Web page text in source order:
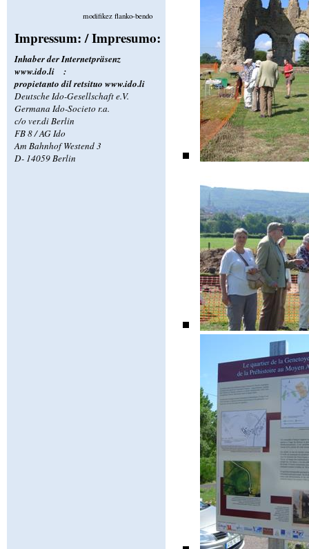
modifikez flanko-bendo
Impressum: / Impresumo:
Inhaber der Internetpräsenz
www.ido.li
:
propietanto dil retsituo www.ido.li
Deutsche Ido-Gesellschaft e.V.
Germana Ido-Societo r.a.
c/o ver.di Berlin
FB 8 / AG Ido
Am Bahnhof Westend 3
D- 14059 Berlin